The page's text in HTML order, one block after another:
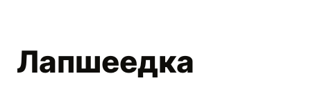
Лапшеедка